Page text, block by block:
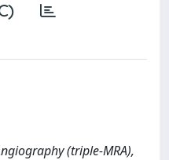
(triple-MRA),